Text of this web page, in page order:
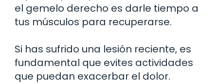
el gemelo derecho es darle tiempo a
tus músculos para recuperarse.
Si has sufrido una lesión reciente, es
fundamental que evites actividades
que puedan exacerbar el dolor.